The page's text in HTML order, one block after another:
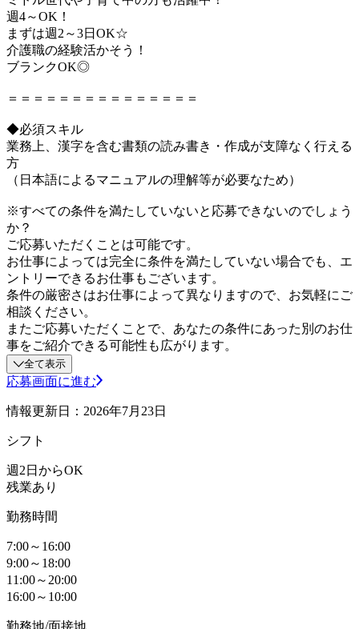
週4～OK！
まずは週2～3日OK☆
介護職の経験活かそう！
ブランクOK◎
＝＝＝＝＝＝＝＝＝＝＝＝＝＝＝
◆必須スキル
業務上、漢字を含む書類の読み書き・作成が支障なく行える
方
（日本語によるマニュアルの理解等が必要なため）
※すべての条件を満たしていないと応募できないのでしょう
か？
ご応募いただくことは可能です。
お仕事によっては完全に条件を満たしていない場合でも、エ
ントリーできるお仕事もございます。
条件の厳密さはお仕事によって異なりますので、お気軽にご
相談ください。
またご応募いただくことで、あなたの条件にあった別のお仕
事をご紹介できる可能性も広がります。
全て表示
応募画面に進む
情報更新日：2026年7月23日
シフト
週2日からOK
残業あり
勤務時間
7:00～16:00
9:00～18:00
11:00～20:00
16:00～10:00
勤務地/面接地